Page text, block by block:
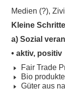
Medien (?),
Kleine
a) Sozial
• aktiv, positiv
Fair Trade
Bio produkte
Güter aus